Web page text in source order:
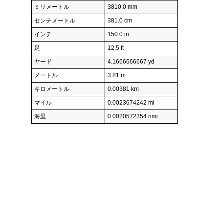
ミリメートル
3810.0 mm
センチメートル
381.0 cm
インチ
150.0 in
足
12.5 ft
ヤード
4.1666666667 yd
メートル
3.81 m
キロメートル
0.00381 km
マイル
0.0023674242 mi
海里
0.0020572354 nmi